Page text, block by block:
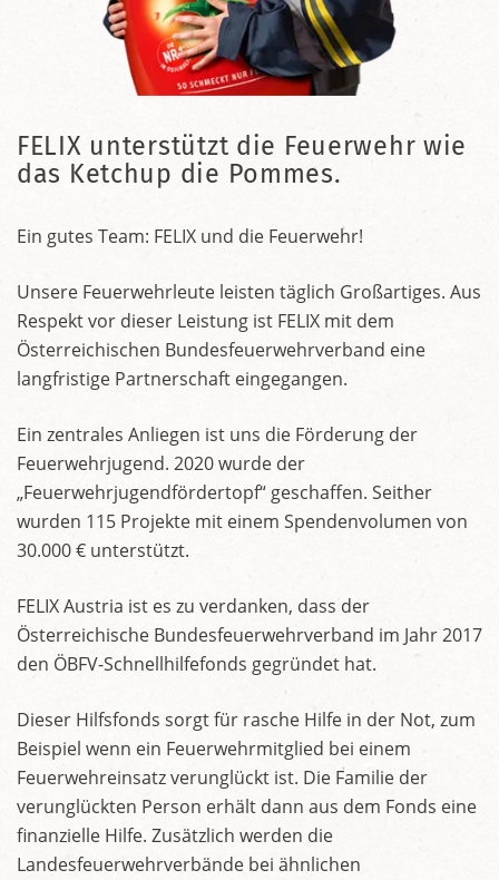
FELIX unterstützt die Feuerwehr wie
das Ketchup die Pommes.
Ein gutes Team: FELIX und die Feuerwehr!
Unsere Feuerwehrleute leisten täglich Großartiges. Aus
Respekt vor dieser Leistung ist FELIX mit dem
Österreichischen Bundesfeuerwehrverband eine
langfristige Partnerschaft eingegangen.
Ein zentrales Anliegen ist uns die Förderung der
Feuerwehrjugend. 2020 wurde der
„Feuerwehrjugendfördertopf“ geschaffen. Seither
wurden 115 Projekte mit einem Spendenvolumen von
30.000 € unterstützt.
FELIX Austria ist es zu verdanken, dass der
Österreichische Bundesfeuerwehrverband im Jahr 2017
den ÖBFV-Schnellhilfefonds gegründet hat.
Dieser Hilfsfonds sorgt für rasche Hilfe in der Not, zum
Beispiel wenn ein Feuerwehrmitglied bei einem
Feuerwehreinsatz verunglückt ist. Die Familie der
verunglückten Person erhält dann aus dem Fonds eine
finanzielle Hilfe. Zusätzlich werden die
Landesfeuerwehrverbände bei ähnlichen